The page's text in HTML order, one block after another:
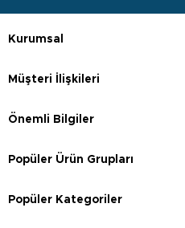
Kurumsal
Müşteri İlişkileri
Önemli Bilgiler
Popüler Ürün Grupları
Popüler Kategoriler